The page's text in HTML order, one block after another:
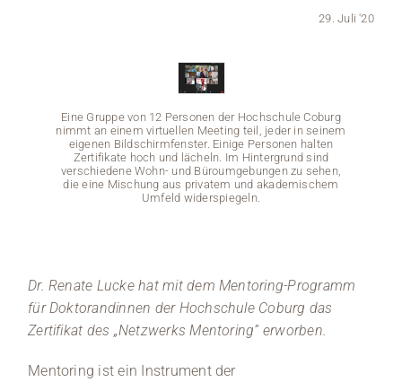
News
Veranstaltungen
29. Juli '20
Eine Gruppe von 12 Personen der Hochschule Coburg
nimmt an einem virtuellen Meeting teil, jeder in seinem
eigenen Bildschirmfenster. Einige Personen halten
Zertifikate hoch und lächeln. Im Hintergrund sind
verschiedene Wohn- und Büroumgebungen zu sehen,
die eine Mischung aus privatem und akademischem
Umfeld widerspiegeln.
Dr. Renate Lucke hat mit dem Mentoring-Programm
für Doktorandinnen der Hochschule Coburg das
Zertifikat des „Netzwerks Mentoring” erworben.
Mentoring ist ein Instrument der